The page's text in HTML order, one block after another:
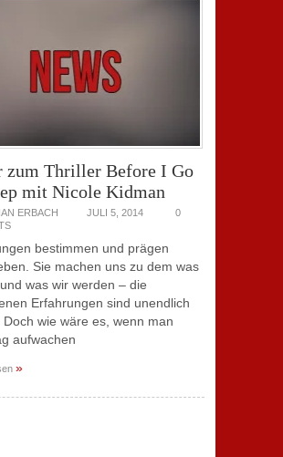
zum Thriller Before I Go
mit Nicole Kidman
ERBACH JULI 5, 2014
0
bestimmen und prägen
Sie machen uns zu dem was
was wir werden – die
Erfahrungen sind unendlich
Doch wie wäre es, wenn man
aufwachen
»